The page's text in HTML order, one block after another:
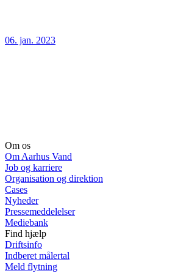
06. jan. 2023
Om os
Om Aarhus Vand
Job og karriere
Organisation og direktion
Cases
Nyheder
Pressemeddelelser
Mediebank
Find hjælp
Driftsinfo
Indberet målertal
Meld flytning